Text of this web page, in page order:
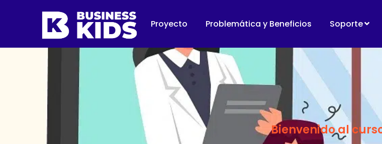
Proyecto Problemática y Beneficios Soporte
Bienvenido al